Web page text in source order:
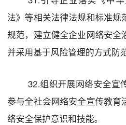
法》等相关法律法规和标准规
规范，建立健全企业网络安全
并采用基于风险管理的方式防
32.组织开展网络安全宣
参与全社会网络安全宣传教育
络安全保护意识和技能。